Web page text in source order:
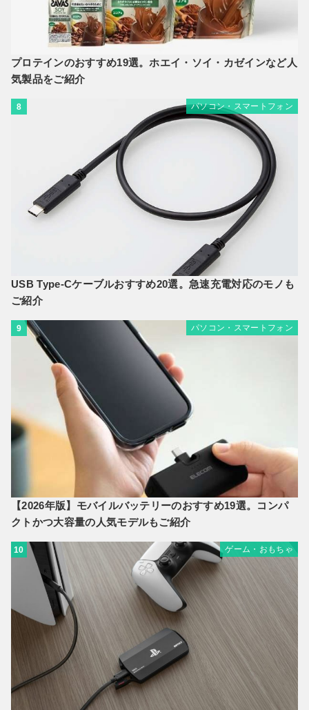
プロテインのおすすめ19選。ホエイ・ソイ・カゼインなど人
気製品をご紹介
8 パソコン・スマートフォン
USB Type-Cケーブルおすすめ20選。急速充電対応のモノも
ご紹介
9 パソコン・スマートフォン
【2026年版】モバイルバッテリーのおすすめ19選。コンパ
クトかつ大容量の人気モデルもご紹介
10 ゲーム・おもちゃ